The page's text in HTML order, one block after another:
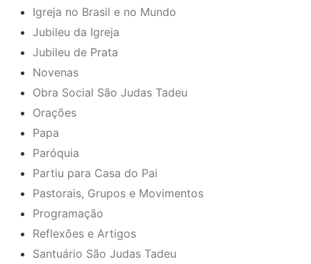
Igreja no Brasil e no Mundo
Jubileu da Igreja
Jubileu de Prata
Novenas
Obra Social São Judas Tadeu
Orações
Papa
Paróquia
Partiu para Casa do Pai
Pastorais, Grupos e Movimentos
Programação
Reflexões e Artigos
Santuário São Judas Tadeu